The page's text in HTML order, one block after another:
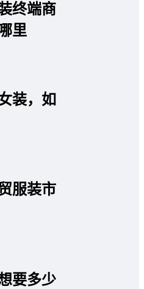
终端商
里
装，如
服装市
要多少